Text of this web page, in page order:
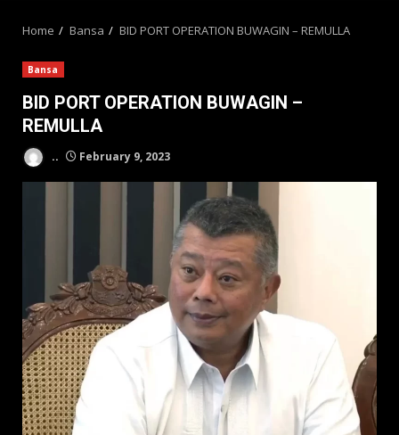
Home Bansa BID PORT OPERATION BUWAGIN – REMULLA
Bansa
BID PORT OPERATION BUWAGIN –
REMULLA
.. February 9, 2023